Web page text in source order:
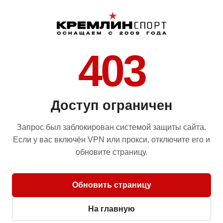
403
Доступ ограничен
Запрос был заблокирован системой защиты сайта.
Если у вас включён VPN или прокси, отключите его и
обновите страницу.
Обновить страницу
На главную